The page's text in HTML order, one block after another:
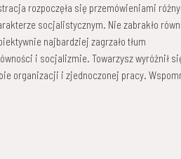
rozpoczęła się przemówieniami
socjalistycznym. Nie zabrakło
najbardziej zagrzało tłum
i socjalizmie. Towarzysz wyróżnił
organizacji i zjednoczonej pracy.